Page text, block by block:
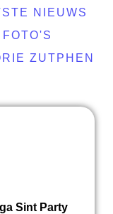
NIEUWS
FOTO'S
ZUTPHEN
Sint Party